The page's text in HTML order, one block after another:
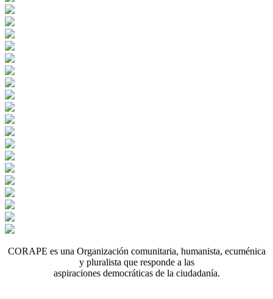
CORAPE es una Organización comunitaria, humanista, ecuménica
y pluralista que responde a las
aspiraciones democráticas de la ciudadanía.